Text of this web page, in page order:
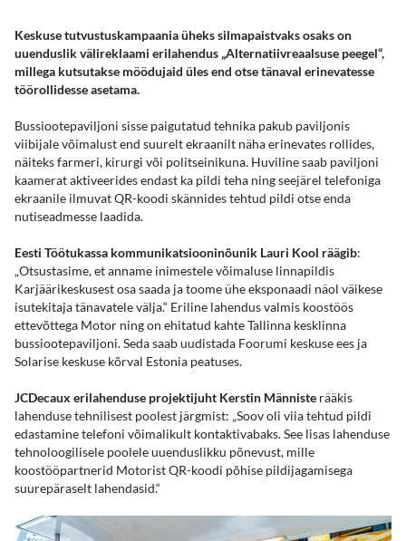
Keskuse tutvustuskampaania üheks silmapaistvaks osaks on
uuenduslik välireklaami erilahendus „Alternatiivreaalsuse peegel“,
millega kutsutakse möödujaid üles end otse tänaval erinevatesse
töörollidesse asetama.
Bussiootepaviljoni sisse paigutatud tehnika pakub paviljonis
viibijale võimalust end suurelt ekraanilt näha erinevates rollides,
näiteks farmeri, kirurgi või politseinikuna. Huviline saab paviljoni
kaamerat aktiveerides endast ka pildi teha ning seejärel telefoniga
ekraanile ilmuvat QR-koodi skännides tehtud pildi otse enda
nutiseadmesse laadida.
Eesti Töötukassa kommunikatsiooninõunik Lauri Kool räägib:
„Otsustasime, et anname inimestele võimaluse linnapildis
Karjäärikeskusest osa saada ja toome ühe eksponaadi näol väikese
isutekitaja tänavatele välja.“ Eriline lahendus valmis koostöös
ettevõttega Motor ning on ehitatud kahte Tallinna kesklinna
bussiootepaviljoni. Seda saab uudistada Foorumi keskuse ees ja
Solarise keskuse kõrval Estonia peatuses.
JCDecaux erilahenduse projektijuht Kerstin Männiste rääkis
lahenduse tehnilisest poolest järgmist: „Soov oli viia tehtud pildi
edastamine telefoni võimalikult kontaktivabaks. See lisas lahenduse
tehnoloogilisele poolele uuenduslikku põnevust, mille
koostööpartnerid Motorist QR-koodi põhise pildijagamisega
suurepäraselt lahendasid.“